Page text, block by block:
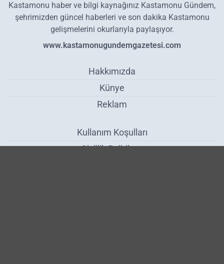
Kastamonu haber ve bilgi kaynağınız Kastamonu Gündem,
şehrimizden güncel haberleri ve son dakika Kastamonu
gelişmelerini okurlarıyla paylaşıyor.
www.kastamonugundemgazetesi.com
Hakkımızda
Künye
Reklam
Kullanım Koşulları
Gizlilik Politikası